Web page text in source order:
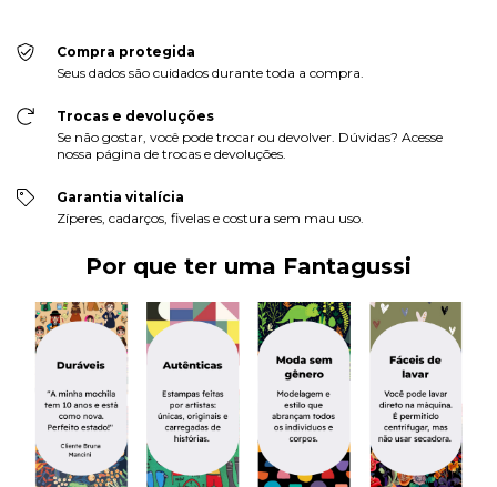
Compra protegida
Seus dados são cuidados durante toda a compra.
Trocas e devoluções
Se não gostar, você pode trocar ou devolver. Dúvidas? Acesse
nossa página de trocas e devoluções.
Garantia vitalícia
Zíperes, cadarços, fivelas e costura sem mau uso.
Por que ter uma Fantagussi